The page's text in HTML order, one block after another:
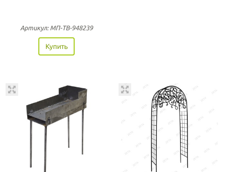
Артикул: МП-ТВ-948239
Купить